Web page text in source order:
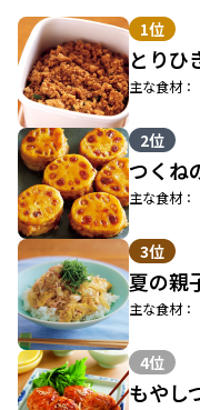
1位
とりひ
主な食材
2位
つくね
主な食材
3位
夏の親
主な食材
4位
もやし